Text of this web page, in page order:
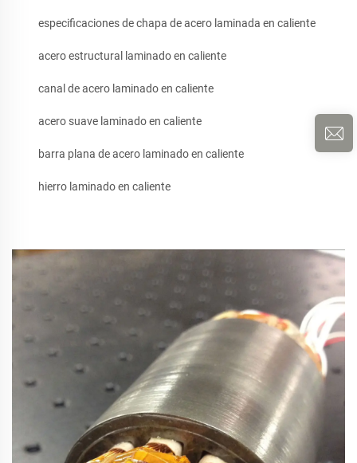
especificaciones de chapa de acero laminada en caliente
acero estructural laminado en caliente
canal de acero laminado en caliente
acero suave laminado en caliente
barra plana de acero laminado en caliente
hierro laminado en caliente